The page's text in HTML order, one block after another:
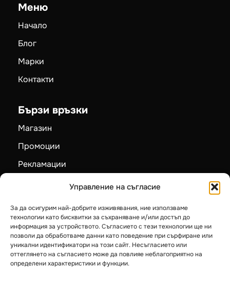
Управление на съгласие
За да осигурим най-добрите изживявания, ние използваме
технологии като бисквитки за съхраняване и/или достъп до
информация за устройството. Съгласието с тези технологии ще ни
позволи да обработваме данни като поведение при сърфиране или
уникални идентификатори на този сайт. Несъгласието или
оттеглянето на съгласието може да повлияе неблагоприятно на
определени характеристики и функции.
Меню
Начало
Блог
Марки
Контакти
Бързи връзки
Магазин
Промоции
Рекламации
Карта на сайта
Категории
Пелетни камини
Камини на дърва
Котли на твърдо гориво